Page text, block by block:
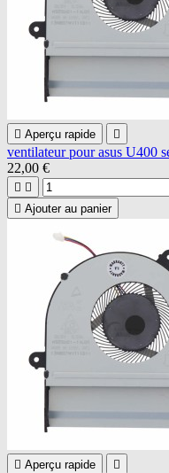
 Aperçu rapide 
ventilateur pour asus U400
22,00 €
 
 Ajouter au panier
 Aperçu rapide 